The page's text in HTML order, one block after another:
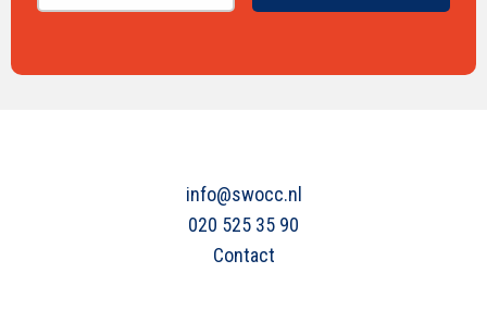
info@swocc.nl
020 525 35 90
Contact